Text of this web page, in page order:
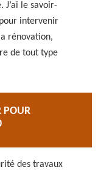
le savoir-
intervenir
rénovation,
de tout type
POUR
des travaux